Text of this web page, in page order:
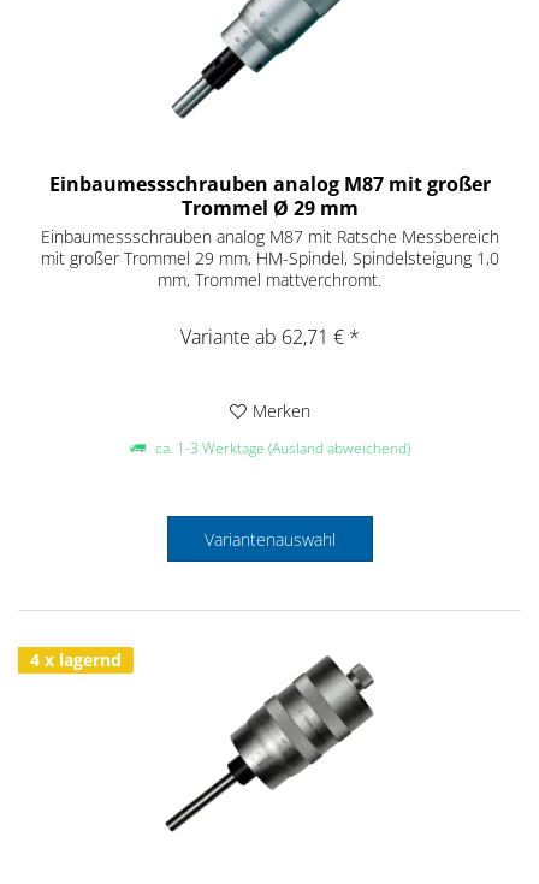
Einbaumessschrauben analog M87 mit großer
Trommel Ø 29 mm
Einbaumessschrauben analog M87 mit Ratsche Messbereich
mit großer Trommel 29 mm, HM-Spindel, Spindelsteigung 1,0
mm, Trommel mattverchromt.
Variante ab 62,71 € *
Merken
ca. 1-3 Werktage (Ausland abweichend)
Variantenauswahl
4 x lagernd